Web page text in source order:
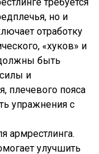
но и
отработку
«хуков» и
быть
и
плечевого пояса
упражнения с
армрестлинга.
улучшить